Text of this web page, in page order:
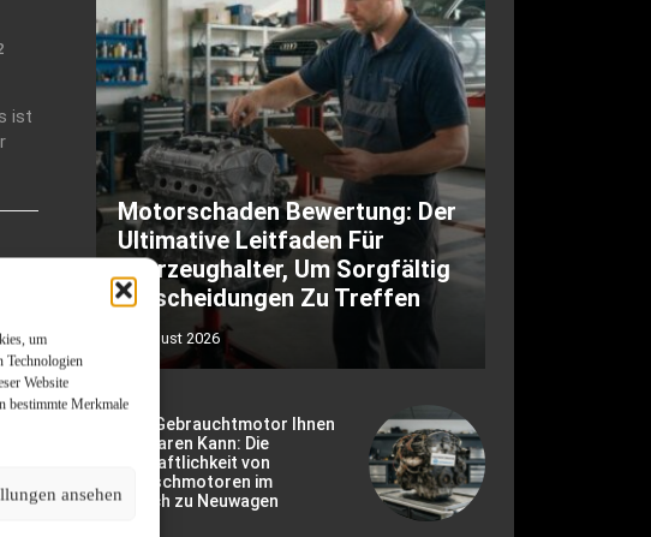
um
Technologien
Website
bestimmte Merkmale
ansehen
ist
Motorschaden Bewertung: Der
Ultimative Leitfaden Für
Fahrzeughalter, Um Sorgfältig
Entscheidungen Zu Treffen
6. August 2026
Wie Ein Gebrauchtmotor Ihnen
Geld Sparen Kann: Die
Wirtschaftlichkeit von
Austauschmotoren im
Vergleich zu Neuwagen